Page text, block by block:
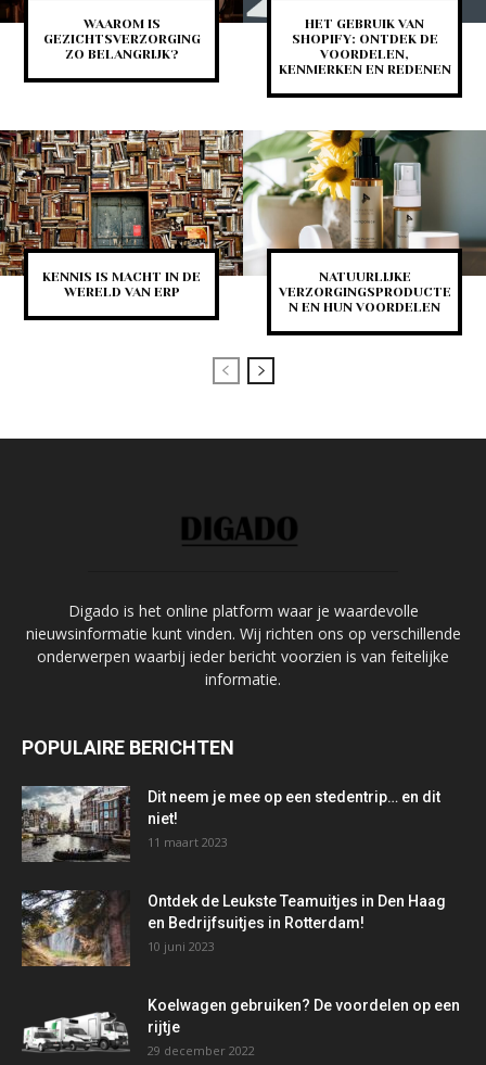
WAAROM IS
GEZICHTSVERZORGING
ZO BELANGRIJK?
HET GEBRUIK VAN
SHOPIFY: ONTDEK DE
VOORDELEN,
KENMERKEN EN REDENEN
KENNIS IS MACHT IN DE
WERELD VAN ERP
NATUURLIJKE
VERZORGINGSPRODUCTE
N EN HUN VOORDELEN
Digado is het online platform waar je waardevolle
nieuwsinformatie kunt vinden. Wij richten ons op verschillende
onderwerpen waarbij ieder bericht voorzien is van feitelijke
informatie.
POPULAIRE BERICHTEN
Dit neem je mee op een stedentrip… en dit
niet!
11 maart 2023
Ontdek de Leukste Teamuitjes in Den Haag
en Bedrijfsuitjes in Rotterdam!
10 juni 2023
Koelwagen gebruiken? De voordelen op een
rijtje
29 december 2022